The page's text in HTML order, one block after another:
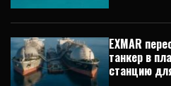
EXMAR
танкер в
станцию